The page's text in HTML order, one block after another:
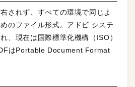
されず、すべての環境で同じよ
のファイル形式。アドビ システ
、現在は国際標準化機構（ISO）
はPortable Document Format